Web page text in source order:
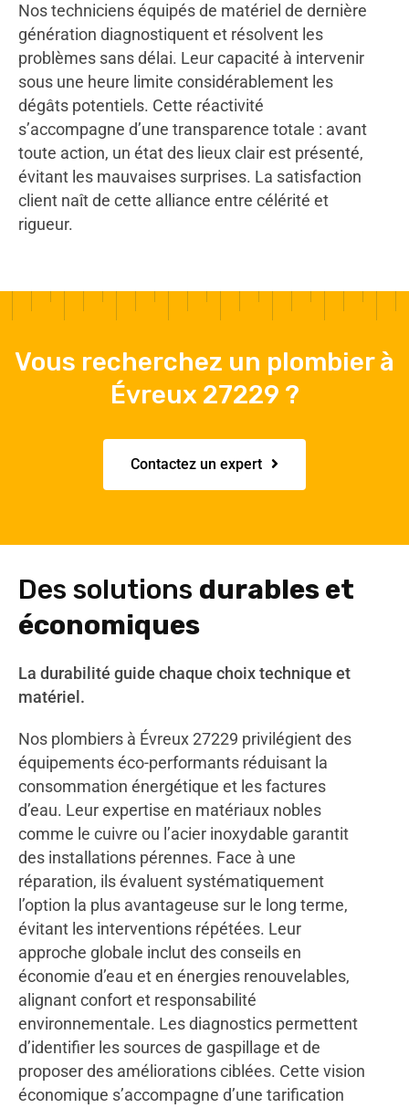
Nos techniciens équipés de matériel de dernière
génération diagnostiquent et résolvent les
problèmes sans délai. Leur capacité à intervenir
sous une heure limite considérablement les
dégâts potentiels. Cette réactivité
s’accompagne d’une transparence totale : avant
toute action, un état des lieux clair est présenté,
évitant les mauvaises surprises. La satisfaction
client naît de cette alliance entre célérité et
rigueur.
Vous recherchez un plombier à
Évreux 27229 ?
Contactez un expert
Des solutions durables et
économiques
La durabilité guide chaque choix technique et
matériel.
Nos plombiers à Évreux 27229 privilégient des
équipements éco-performants réduisant la
consommation énergétique et les factures
d’eau. Leur expertise en matériaux nobles
comme le cuivre ou l’acier inoxydable garantit
des installations pérennes. Face à une
réparation, ils évaluent systématiquement
l’option la plus avantageuse sur le long terme,
évitant les interventions répétées. Leur
approche globale inclut des conseils en
économie d’eau et en énergies renouvelables,
alignant confort et responsabilité
environnementale. Les diagnostics permettent
d’identifier les sources de gaspillage et de
proposer des améliorations ciblées. Cette vision
économique s’accompagne d’une tarification